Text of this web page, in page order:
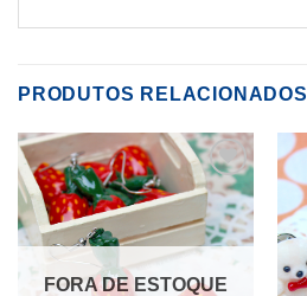
PRODUTOS RELACIONADOS
ADICIONAR
A LISTA DE
DESEJOS
FORA DE ESTOQUE